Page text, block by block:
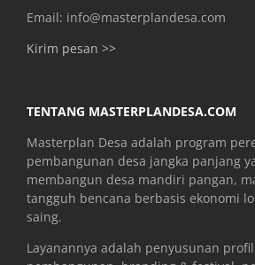
Email: info@masterplandesa.com
Kirim pesan >>
TENTANG MASTERPLANDESA.COM
Masterplan Desa adalah program
pembangunan desa jangka panjang
membangun desa mandiri pangan,
tangguh bencana berbasis ekonomi
saing.
Layanannya adalah penyusunan